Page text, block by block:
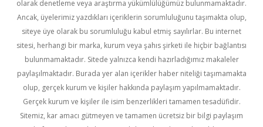
olarak denetleme veya araştırma yükümlülüğümüz bulunmamaktadır.
Ancak, üyelerimiz yazdıkları içeriklerin sorumluluğunu taşımakta olup,
siteye üye olarak bu sorumluluğu kabul etmiş sayılırlar. Bu internet
sitesi, herhangi bir marka, kurum veya şahıs şirketi ile hiçbir bağlantısı
bulunmamaktadır. Sitede yalnızca kendi hazırladığımız makaleler
paylaşılmaktadır. Burada yer alan içerikler haber niteliği taşımamakta
olup, gerçek kurum ve kişiler hakkında paylaşım yapılmamaktadır.
Gerçek kurum ve kişiler ile isim benzerlikleri tamamen tesadüfidir.
Sitemiz, kar amacı gütmeyen ve tamamen ücretsiz bir bilgi paylaşım